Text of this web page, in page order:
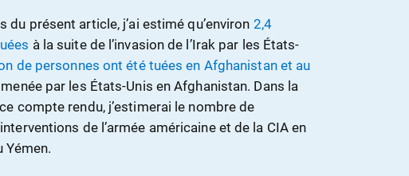
présent article, j’ai estimé qu’environ 2,4
à la suite de l’invasion de l’Irak par les États-
de personnes ont été tuées en Afghanistan et au
par les États-Unis en Afghanistan. Dans la
compte rendu, j’estimerai le nombre de
de l’armée américaine et de la CIA en
Yémen.